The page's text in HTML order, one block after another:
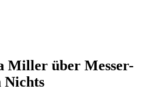
Miller über Messer-
Nichts